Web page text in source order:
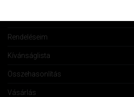
Rendeléseim
Kívánságlista
Összehasonlítás
Vásárlás